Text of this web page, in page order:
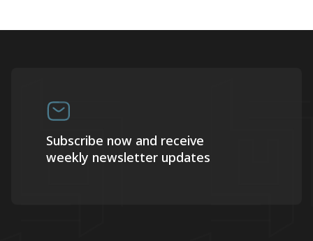
Subscribe now and receive
weekly newsletter updates